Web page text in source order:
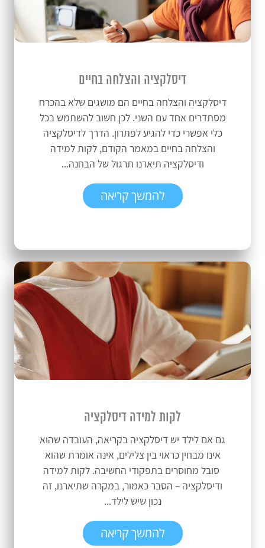
דיסלקציה והצלחה בחיים
דיסלקציה והצלחה בחיים הם מושגים שלא בהכרח
מסתדרים אחד עם השני. לכן חשוב להשתמש בכל
כלי אפשרי כדי להגיע לפתרון. הדרך לדיסלקציה
והצלחה בחיים במאמר הקודם, לקות למידה
ודיסלקציה תיארנו תרגול של הבחנה...
להמשך קריאה
לקות למידה דיסלקציה
גם אם לילד יש דיסלקציה בקריאה, העובדה שהוא
אינו מבחין כראוי בין צלילים, אינה אומרת שהוא
סובל מחוסרים בתפקודי החשיבה. לקות למידה
ודיסלקציה – הסבר כאמור, במקרה שתיארנו, זה
נכון שיש לילד...
להמשך קריאה